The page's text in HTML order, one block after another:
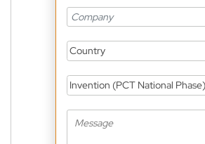
Country
Invention (PCT National Phase)